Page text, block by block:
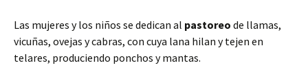
Las mujeres y los niños se dedican al pastoreo de llamas,
vicuñas, ovejas y cabras, con cuya lana hilan y tejen en
telares, produciendo ponchos y mantas.